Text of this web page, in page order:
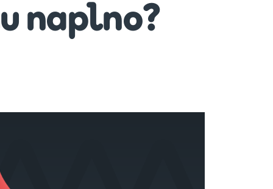
naplno?